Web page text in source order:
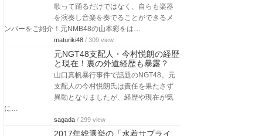
歌って踊るだけではなく、自らも楽器
を演奏し音楽を奏でることができるメ
ンバーをご紹介！元NMB48の山本彩をは…
maturiki48 / 309 view
元NGT48支配人・今村悦朗の経歴
と現在！裏の外道経歴も暴露？
山口真帆暴行事件で話題のNGT48。元
支配人の今村悦朗氏は責任を果たさず
異動となりましたが、経歴や現在が気
に…
sagada / 299 view
2017年総選挙の「水着サプライ